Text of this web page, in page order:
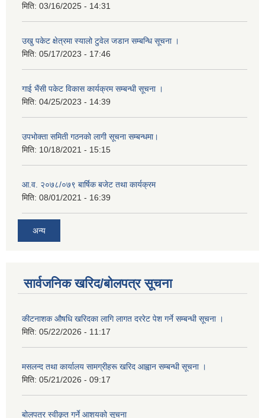
मिति: 03/16/2025 - 14:31
उखु पकेट क्षेत्रमा स्यालो टुवेल जडान सम्बन्धि सूचना ।
मिति: 05/17/2023 - 17:46
गाई भैंसी पकेट विकास कार्यक्रम सम्बन्धी सूचना ।
मिति: 04/25/2023 - 14:39
उपभोक्ता समिती गठनको लागी सूचना सम्बन्धमा।
मिति: 10/18/2021 - 15:15
आ.व. २०७८/०७९ बार्षिक बजेट तथा कार्यक्रम
मिति: 08/01/2021 - 16:39
अन्य
सार्वजनिक खरिद/बोलपत्र सूचना
कीटनाशक औषधि खरिदका लागि लागत दररेट पेश गर्ने सम्बन्धी सूचना ।
मिति: 05/22/2026 - 11:17
मसलन्द तथा कार्यालय सामग्रीहरू खरिद आह्वान सम्बन्धी सूचना ।
मिति: 05/21/2026 - 09:17
बोलपत्र स्वीकृत गर्ने आशयको सूचना